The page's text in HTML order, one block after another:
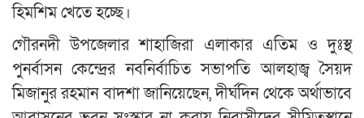
হিমশিম খেতে হচ্ছে।
গৌরনদী উপজেলার শাহাজিরা এলাকার এতিম ও দুঃস্থ
পুনর্বাসন কেন্দ্রের নবনির্বাচিত সভাপতি আলহাজ্ব সৈয়দ
মিজানুর রহমান বাদশা জানিয়েছেন, দীর্ঘদিন থেকে অর্থাভাবে